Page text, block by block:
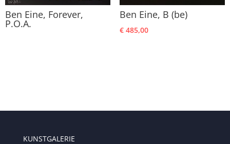
Ben Eine, Forever,
P.O.A.
Ben Eine, B (be)
€485,00
KUNSTGALERIE